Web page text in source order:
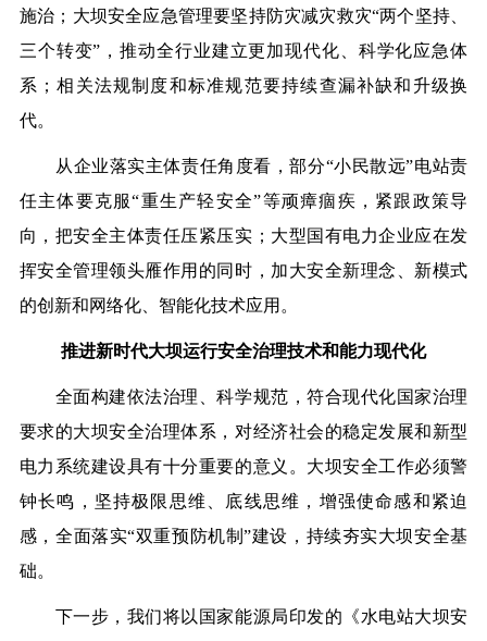
施治；大坝安全应急管理要坚持防灾减灾救灾“两个坚持、
三个转变”，推动全行业建立更加现代化、科学化应急体
系；相关法规制度和标准规范要持续查漏补缺和升级换
代。
从企业落实主体责任角度看，部分“小民散远”电站责
任主体要克服“重生产轻安全”等顽瘴痼疾，紧跟政策导
向，把安全主体责任压紧压实；大型国有电力企业应在发
挥安全管理领头雁作用的同时，加大安全新理念、新模式
的创新和网络化、智能化技术应用。
推进新时代大坝运行安全治理技术和能力现代化
全面构建依法治理、科学规范，符合现代化国家治理
要求的大坝安全治理体系，对经济社会的稳定发展和新型
电力系统建设具有十分重要的意义。大坝安全工作必须警
钟长鸣，坚持极限思维、底线思维，增强使命感和紧迫
感，全面落实“双重预防机制”建设，持续夯实大坝安全基
础。
下一步，我们将以国家能源局印发的《水电站大坝安